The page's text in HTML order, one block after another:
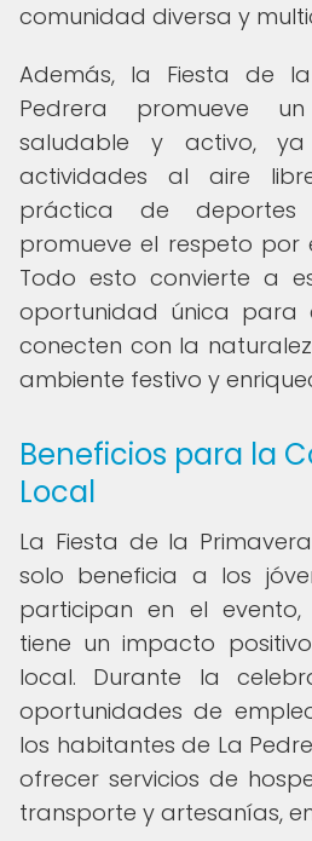
comunidad diversa y
Además, la Fiesta de
Pedrera promueve
saludable y activo,
actividades al aire
práctica de
promueve el respeto por
Todo esto convierte a
oportunidad única para
conecten con la
ambiente festivo y
Beneficios para la
Local
La Fiesta de la
solo beneficia a los
participan en el
tiene un impacto
local. Durante la
oportunidades de
los habitantes de La
ofrecer servicios de
transporte y artesanías,